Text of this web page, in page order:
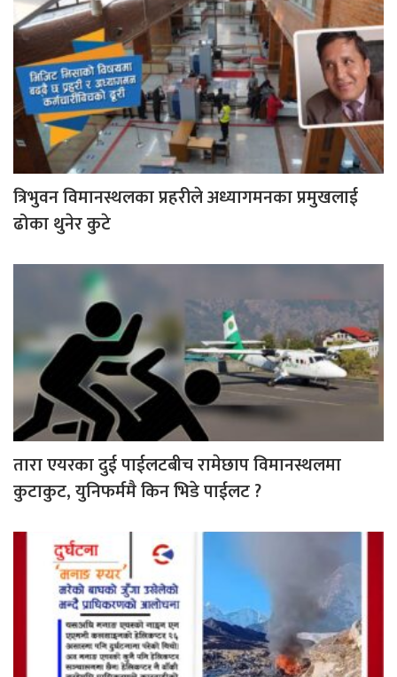
त्रिभुवन विमानस्थलका प्रहरीले अध्यागमनका प्रमुखलाई
ढोका थुनेर कुटे
तारा एयरका दुई पाईलटबीच रामेछाप विमानस्थलमा
कुटाकुट, युनिफर्ममै किन भिडे पाईलट ?